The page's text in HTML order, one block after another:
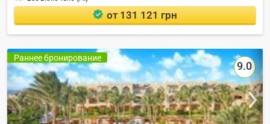
от 131 121 грн
Раннее бронирование
9.0